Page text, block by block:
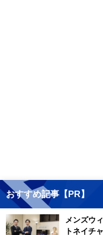
おすすめ記事【PR】
メンズウ
トネイチ